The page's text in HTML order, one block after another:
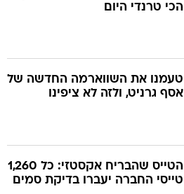
הכי טרנדי היום
טעמנו את השווארמה החדשה של
אסף גרניט, ולזה לא ציפינו
הטייס שהבריח אקסטזי: כל 1,260
טייסי החברה יעברו בדיקת סמים